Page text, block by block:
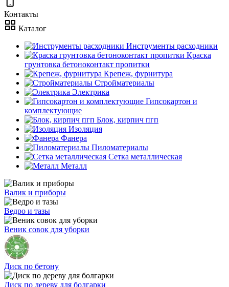
Контакты
Каталог
Инструменты расходники
Краска
грунтовка бетоноконтакт пропитки
Крепеж, фурнитура
Стройматериалы
Электрика
Гипсокартон и
комплектующие
Блок, кирпич пгп
Изоляция
Фанера
Пиломатериалы
Сетка металлическая
Металл
Валик и приборы
Ведро и тазы
Веник совок для уборки
Диск по бетону
Диск по дереву для болгарки